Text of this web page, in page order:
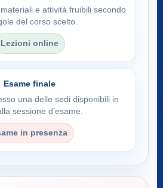
e attività fruibili secondo
del corso scelto.
Lezioni online
Esame finale
una delle sedi disponibili in
sessione d’esame.
in presenza